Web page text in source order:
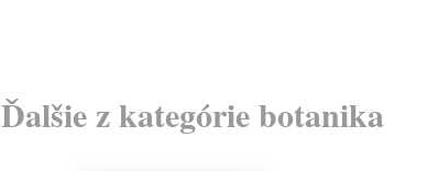
Ďalšie z kategórie botanika